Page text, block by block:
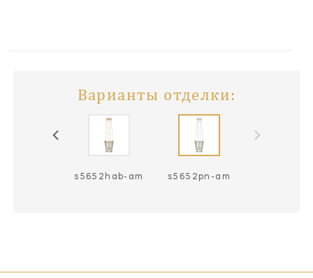
Варианты отделки:
s5652hab-am s5652pn-am